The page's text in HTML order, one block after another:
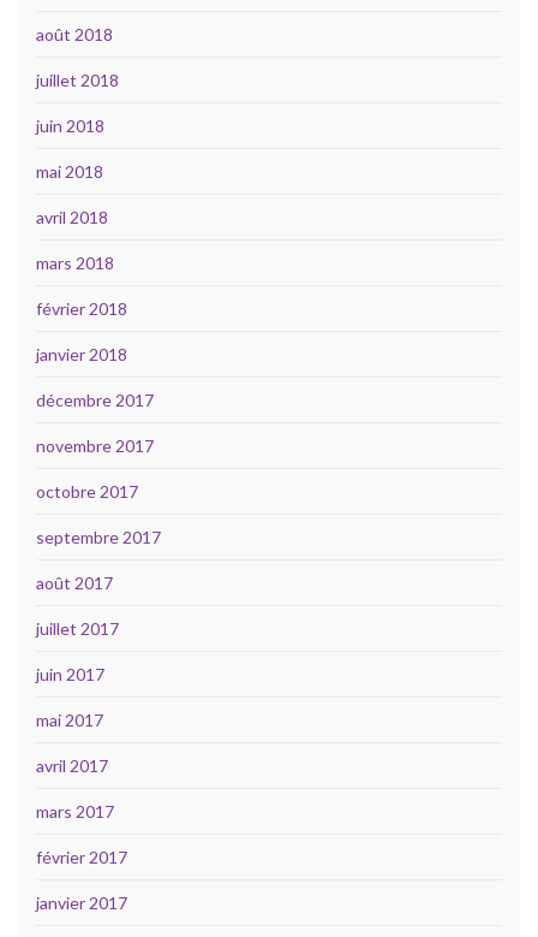
août 2018
juillet 2018
juin 2018
mai 2018
avril 2018
mars 2018
février 2018
janvier 2018
décembre 2017
novembre 2017
octobre 2017
septembre 2017
août 2017
juillet 2017
juin 2017
mai 2017
avril 2017
mars 2017
février 2017
janvier 2017